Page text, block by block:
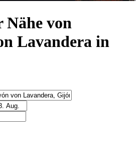
Nähe von
Lavandera in